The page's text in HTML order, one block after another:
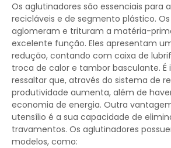
Os aglutinadores são essenciais para
recicláveis e de segmento plástico.
aglomeram e trituram a matéria-
excelente função. Eles apresentam
redução, contando com caixa de
troca de calor e tambor basculante.
ressaltar que, através do sistema de
produtividade aumenta, além de
economia de energia. Outra
utensílio é a sua capacidade de
travamentos. Os aglutinadores
modelos, como: